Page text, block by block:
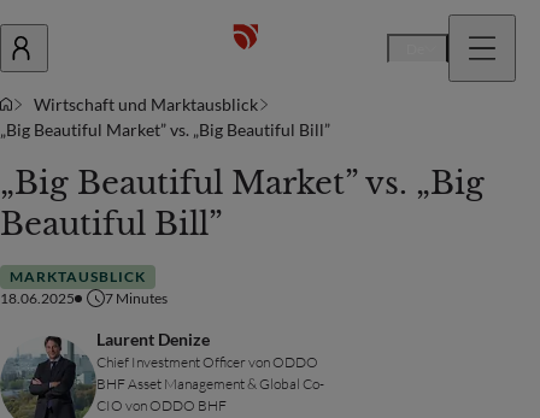
Wirtschaft und Marktausblick
„Big Beautiful Market” vs. „Big Beautiful Bill”
„Big Beautiful Market” vs. „Big
Beautiful Bill”
MARKTAUSBLICK
18.06.2025
7 Minutes
Laurent Denize
Chief Investment Officer von ODDO
BHF Asset Management & Global Co-
CIO von ODDO BHF